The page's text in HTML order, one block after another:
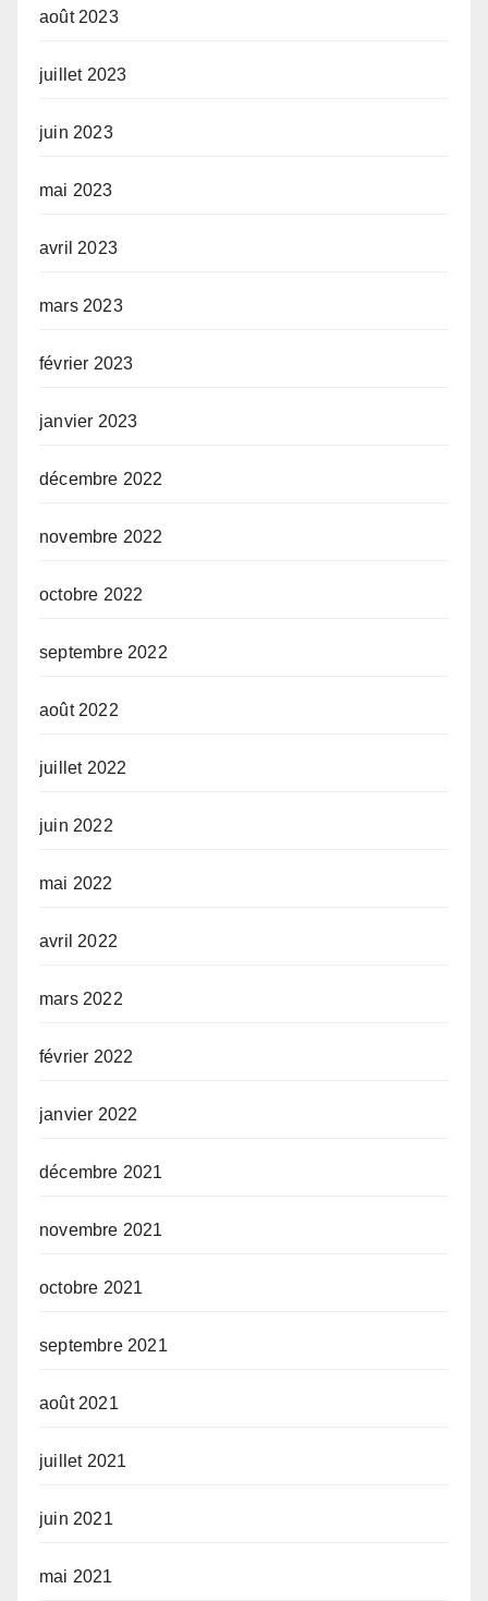
août 2023
juillet 2023
juin 2023
mai 2023
avril 2023
mars 2023
février 2023
janvier 2023
décembre 2022
novembre 2022
octobre 2022
septembre 2022
août 2022
juillet 2022
juin 2022
mai 2022
avril 2022
mars 2022
février 2022
janvier 2022
décembre 2021
novembre 2021
octobre 2021
septembre 2021
août 2021
juillet 2021
juin 2021
mai 2021